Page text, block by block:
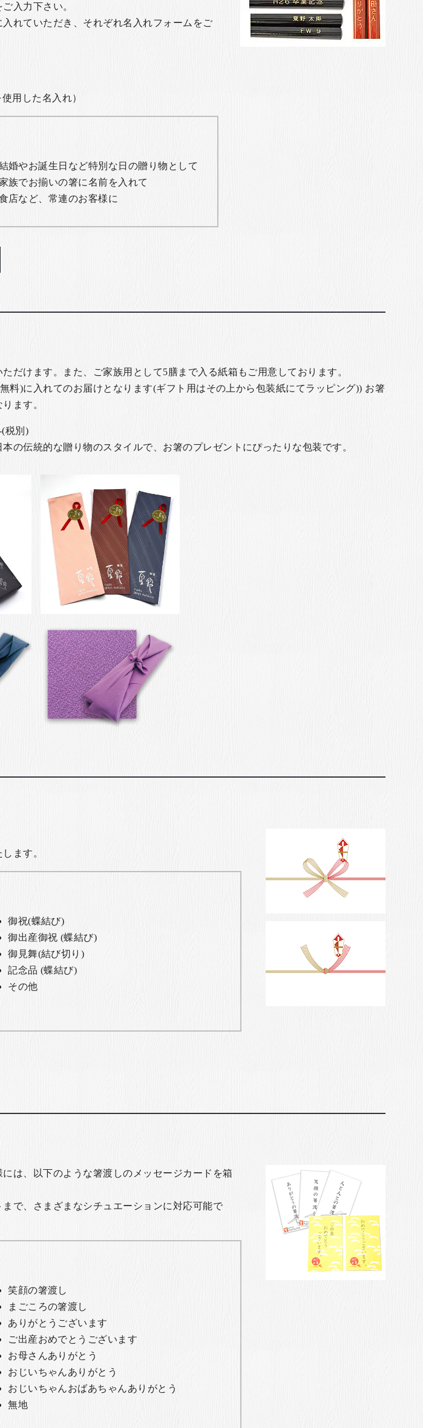
入力下さい。
れていただき、それぞれ名入れフォームをご
使用した名入れ）
婚やお誕生日など特別な日の贈り物として
族でお揃いの箸に名前を入れて
店など、常連のお客様に
だけます。また、ご家族用として5膳まで入る紙箱もご用意しております。
料)に入れてのお届けとなります(ギフト用はその上から包装紙にてラッピング)) お箸
ます。
税別)
の伝統的な贈り物のスタイルで、お箸のプレゼントにぴったりな包装です。
ます。
御祝(蝶結び)
御出産御祝 (蝶結び)
御見舞(結び切り)
記念品 (蝶結び)
その他
は、以下のような箸渡しのメッセージカードを箱
で、さまざまなシチュエーションに対応可能で
笑顔の箸渡し
まごころの箸渡し
ありがとうございます
ご出産おめでとうございます
お母さんありがとう
おじいちゃんありがとう
おじいちゃんおばあちゃんありがとう
無地